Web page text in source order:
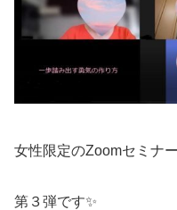
女性限定のZoomセミナ
第３弾です✨